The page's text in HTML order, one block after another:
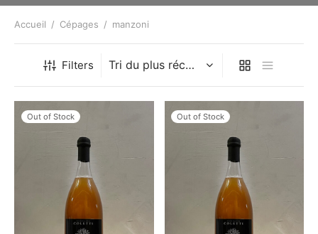
Accueil / Cépages / manzoni
Filters
Out of Stock Out of Stock